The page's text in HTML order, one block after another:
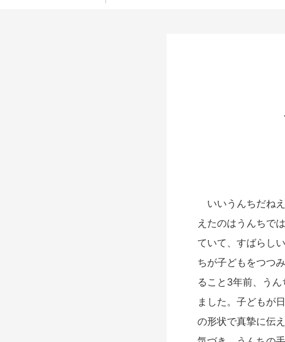
いいうんちだね
えたのはうんちで
ていて、すばらし
ちが子どもをつつ
ること3年前、う
ました。子どもが
の形状で真摯に伝